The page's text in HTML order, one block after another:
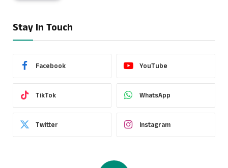
Stay In Touch
Facebook YouTube
TikTok WhatsApp
Twitter Instagram